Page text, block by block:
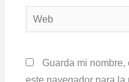
Web
Guarda mi